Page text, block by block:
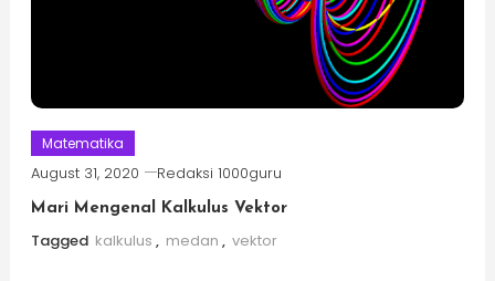
Matematika
August 31, 2020 Redaksi 1000guru
Mari Mengenal Kalkulus Vektor
Tagged kalkulus , medan , vektor